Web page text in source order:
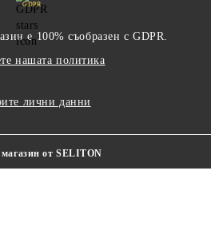
GDPR
е 100% съобразен с GDPR.
нашата политика
лични данни
от SELITON